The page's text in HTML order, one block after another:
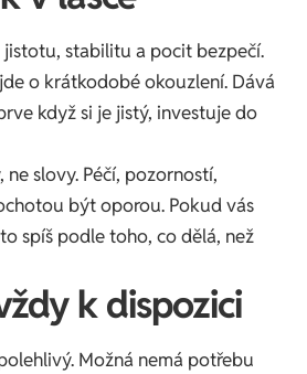
stabilitu a pocit bezpečí.
o krátkodobé okouzlení. Dává
když si je jistý, investuje do
slovy. Péčí, pozorností,
být oporou. Pokud vás
spíš podle toho, co dělá, než
k dispozici
Možná nemá potřebu